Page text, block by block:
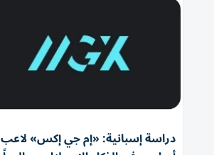
دراسة إسبانية: «إم جي إكس» لاعب